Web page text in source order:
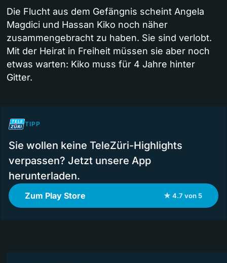
Die Flucht aus dem Gefängnis scheint Angela
Magdici und Hassan Kiko noch näher
zusammengebracht zu haben. Sie sind verlobt.
Mit der Heirat in Freiheit müssen sie aber noch
etwas warten: Kiko muss für 4 Jahre hinter
Gitter.
TIPP
Sie wollen keine TeleZüri-Highlights
verpassen? Jetzt unsere App
herunterladen.
Zum Play Store ★ 4.7 von 5